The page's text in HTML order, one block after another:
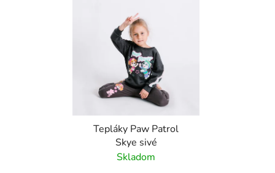
Tepláky Paw Patrol
Skye sivé
Skladom